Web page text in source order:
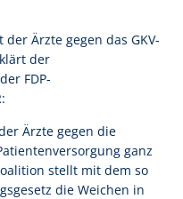
Ärzte gegen das GKV-
der
FDP-
Ärzte gegen die
ganz
stellt mit dem so
die Weichen in